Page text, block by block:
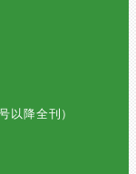
以降全刊）